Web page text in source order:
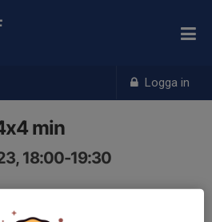
Logga in
min
18:00-19:30